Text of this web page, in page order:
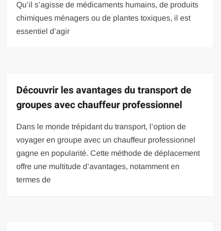
Qu’il s’agisse de médicaments humains, de produits
chimiques ménagers ou de plantes toxiques, il est
essentiel d’agir
Découvrir les avantages du transport de
groupes avec chauffeur professionnel
Dans le monde trépidant du transport, l’option de
voyager en groupe avec un chauffeur professionnel
gagne en popularité. Cette méthode de déplacement
offre une multitude d’avantages, notamment en
termes de